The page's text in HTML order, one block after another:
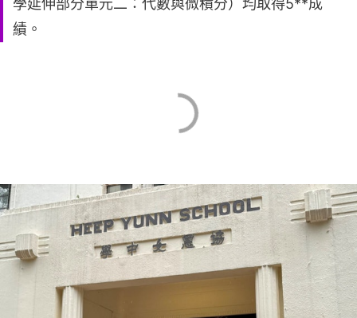
績。